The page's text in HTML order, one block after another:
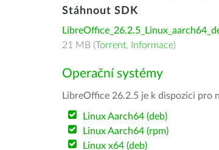
Stáhnout SDK
21 MB (Torrent, Informace)
Operační systémy
LibreOffice 26.2.5 je k dispozici pro
Linux Aarch64 (deb)
Linux Aarch64 (rpm)
Linux x64 (deb)